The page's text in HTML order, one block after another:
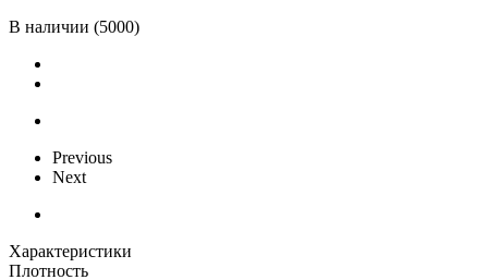
В наличии (5000)
Previous
Next
Характеристики
Плотность